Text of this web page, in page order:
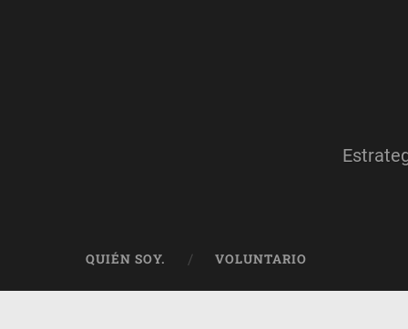
QUIÉN SOY. VOLUNTARIO